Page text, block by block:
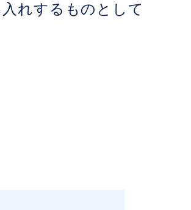
れするものとして